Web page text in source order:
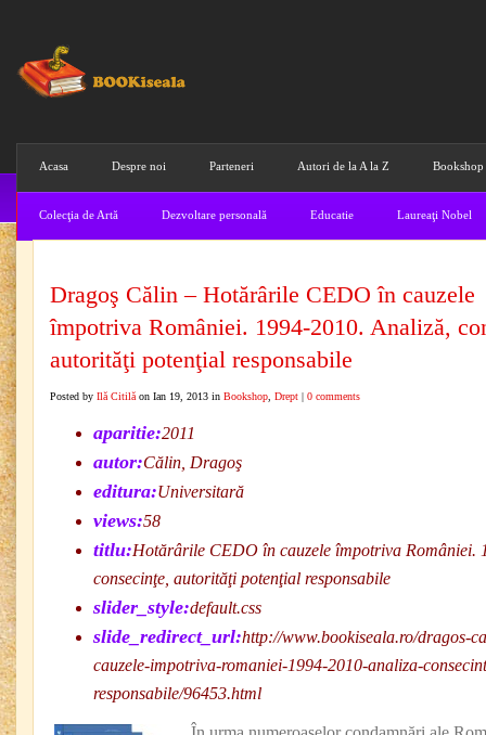
Acasa Despre noi Parteneri Autori de la A la Z Bookshop
Colecţia de Artă Dezvoltare personală Educatie Laureaţi Nobel
Dragoş Călin – Hotărârile CEDO în cauzele
împotriva României. 1994-2010. Analiză,
autorităţi potenţial responsabile
Posted by Ilă Citilă on Ian 19, 2013 in Bookshop Drept | 0 comments
aparitie:2011
autor:Călin, Dragoş
editura:Universitară
views:58
titlu:Hotărârile CEDO în cauzele împotriva României.
consecinţe, autorităţi potenţial responsabile
slider_style:default.css
slide_redirect_url:http://www.bookiseala.ro/dragos-
cauzele-impotriva-romaniei-1994-2010-analiza-
responsabile/96453.html